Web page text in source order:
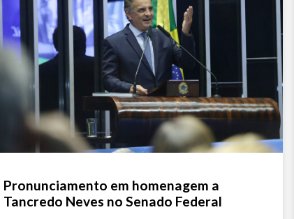
Pronunciamento em homenagem a
Tancredo Neves no Senado Federal